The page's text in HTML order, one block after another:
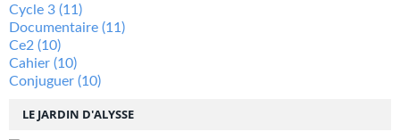
LE JARDIN D'ALYSSE
Cycle 3 (11)
Documentaire (11)
Ce2 (10)
Cahier (10)
Conjuguer (10)